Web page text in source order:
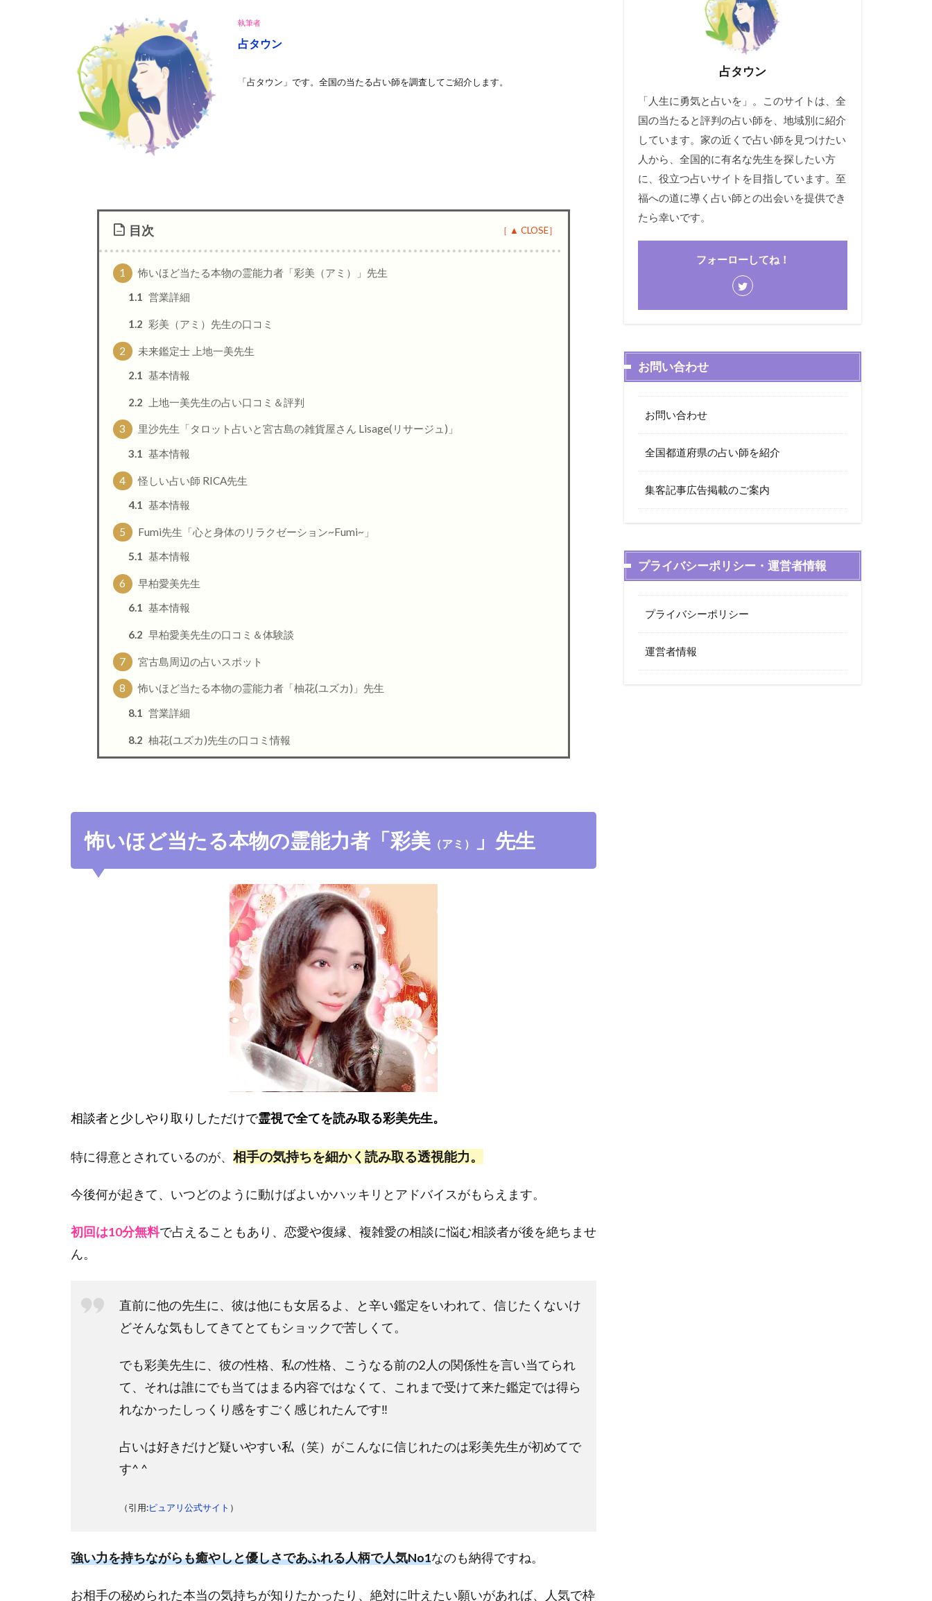
執筆者
占タウン
「占タウン」です。全国の当たる占い師を調査して ご紹介します。
目次
1
怖いほど当たる本物の霊能力者「彩美（アミ）」先生
1.1 営業詳細
1.2 彩美（アミ）先生の口コミ
2
未来鑑定士 上地一美先生
2.1 基本情報
2.2 上地一美先生の占い口コミ＆評判
3
里沙先生「タロット占いと宮古島の雑貨屋さん Lisage(リサージュ)」
3.1 基本情報
4
怪しい占い師 RICA先生
4.1 基本情報
5
Fumi先生「心と身体のリラクゼーション~Fumi~」
5.1 基本情報
6
早柏愛美先生
6.1 基本情報
6.2 早柏愛美先生の口コミ＆体験談
7 宮古島周辺の占いスポット
8
怖いほど当たる本物の霊能力者「柚花(ユズカ)」先生
8.1 営業詳細
8.2 柚花(ユズカ)先生の口コミ情報
怖いほど当たる本物の霊能力者「彩美 （アミ） 」先生
相談者と少しやり取りしただけで霊視で全てを読み取る彩美先生。
特に得意とされているのが、 相手の気持ちを細かく読み取る透視能力。
今後何が起きて、いつどのように動けばよいかハッキリとアドバイスがもらえます。
初回は10分無料で占えることもあり、恋愛や復縁、複雑愛の相談に悩む相談者が後を絶ちませ
ん。
直前に他の先生に、彼は他にも女居るよ、と辛い鑑定をいわれて、信じたくないけ
どそんな気もしてきてとてもショックで苦しくて。
でも彩美先生に、彼の性格、私の性格、こうなる前の2人の関係性を言い当てられ
て、それは誰にでも当てはまる内容ではなくて、これまで受けて来た鑑定では得ら
れなかったしっくり感をすごく感じれたんです‼︎
占いは好きだけど疑いやすい私（笑）がこんなに信じれたのは彩美先生が初めてで
す^ ^
（引用:ピュアリ公式サイト ）
強い力を持ちながらも癒やしと優しさであふれる人柄で人気No1なのも納得ですね。
お相手の秘められた本当の気持ちが知りたかったり、絶対に叶えたい願いがあれば、人気で枠
占タウン
「人生に勇気と占いを」。このサイトは、全
国の当たると評判の占い師を、地域別に紹介
しています。家の近くで占い師を見つけたい
人から、全国的に有名な先生を探したい方
に、役立つ占いサイトを目指しています。至
福への道に導く占い師との出会いを提供でき
たら幸いです。
フォーローしてね！
お問い合わせ
お問い合わせ
全国都道府県の占い師を紹介
集客記事広告掲載のご案内
プライバシーポリシー・運営者情報
プライバシーポリシー
運営者情報